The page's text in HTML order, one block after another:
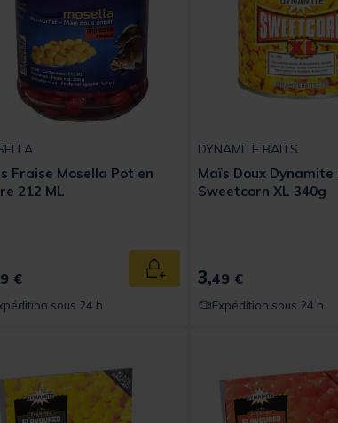
Fraise Mosella Pot en
212 ML
€ Ajouter au panier
sous 24 h
DYNAMITE BAITS
Maïs Doux
Sweetcorn XL 340g
3,49 €
Expédition sous 24 h